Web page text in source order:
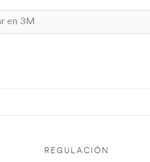
REGULACIÓN